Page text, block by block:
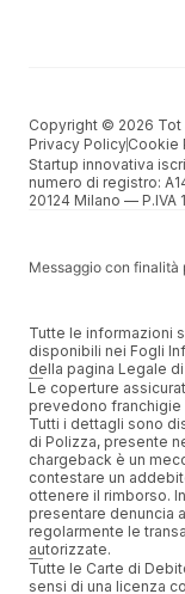
Copyright © 2026 Tot
Privacy PolicyCookie
Startup innovativa
numero di registro:
20124 Milano ––
Messaggio con finalità
Tutte le informazioni
disponibili nei Fogli
della pagina Legale
Le coperture
prevedono franchigie
Tutti i dettagli sono
di Polizza, presente
chargeback è un
contestare un
ottenere il rimborso.
presentare denuncia
regolarmente le
autorizzate.
Tutte le Carte di
sensi di una licenza